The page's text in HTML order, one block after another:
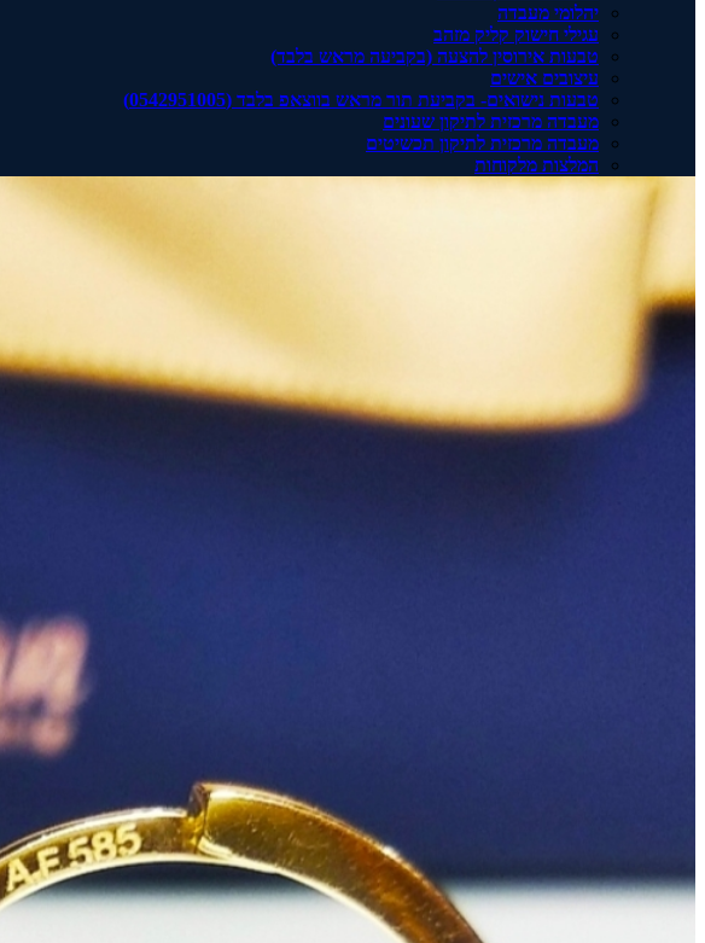
יהלומי מעבדה
עגילי חישוק קליק מזהב
טבעות אירוסין להצעה (בקביעה מראש בלבד)
עיצובים אישים
טבעות נישואים- בקביעת תור מראש בווצאפ בלבד (0542951005)
מעבדה מרכזית לתיקון שעונים
מעבדה מרכזית לתיקון תכשיטים
המלצות מלקוחות